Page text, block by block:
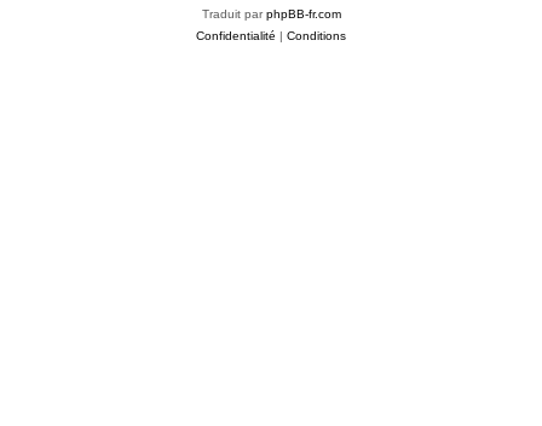
Traduit parphpBB-fr.com
Confidentialité | Conditions